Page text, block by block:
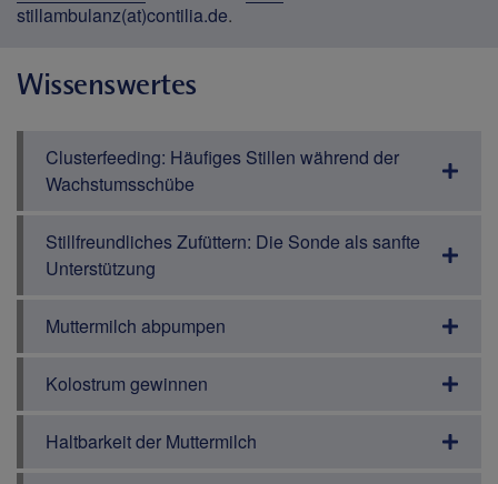
stillambulanz(at)contilia.de.
Wissenswertes
Clusterfeeding: Häufiges Stillen während der
Wachstumsschübe
Stillfreundliches Zufüttern: Die Sonde als sanfte
Unterstützung
Muttermilch abpumpen
Kolostrum gewinnen
Haltbarkeit der Muttermilch